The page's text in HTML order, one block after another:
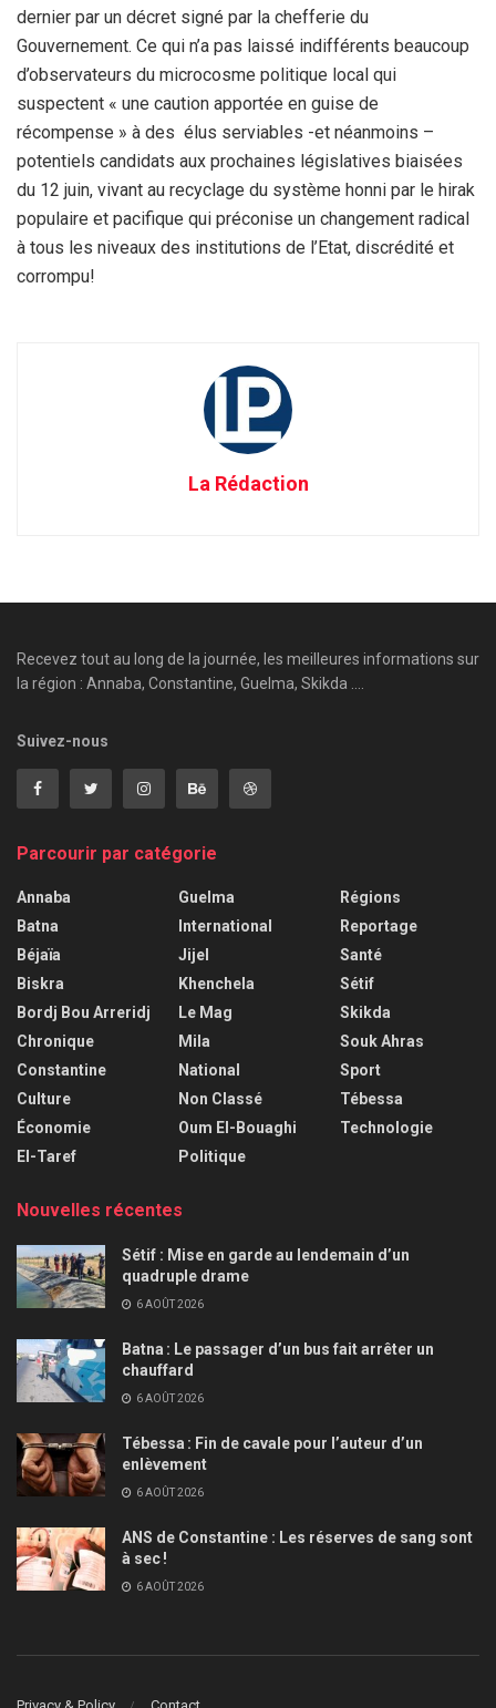
dernier par un décret signé par la chefferie du
Gouvernement. Ce qui n’a pas laissé indifférents beaucoup
d’observateurs du microcosme politique local qui
suspectent « une caution apportée en guise de
récompense » à des élus serviables -et néanmoins –
potentiels candidats aux prochaines législatives biaisées
du 12 juin, vivant au recyclage du système honni par le hirak
populaire et pacifique qui préconise un changement radical
à tous les niveaux des institutions de l’Etat, discrédité et
corrompu!
La Rédaction
Recevez tout au long de la journée, les meilleures informations sur
la région : Annaba, Constantine, Guelma, Skikda ....
Suivez-nous
Parcourir par catégorie
Annaba
Batna
Béjaïa
Biskra
Bordj Bou Arreridj
Chronique
Constantine
Culture
Économie
El-Taref
Guelma
International
Jijel
Khenchela
Le Mag
Mila
National
Non Classé
Oum El-Bouaghi
Politique
Régions
Reportage
Santé
Sétif
Skikda
Souk Ahras
Sport
Tébessa
Technologie
Nouvelles récentes
Sétif : Mise en garde au lendemain d’un
quadruple drame
6 AOÛT 2026
Batna : Le passager d’un bus fait arrêter un
chauffard
6 AOÛT 2026
Tébessa : Fin de cavale pour l’auteur d’un
enlèvement
6 AOÛT 2026
ANS de Constantine : Les réserves de sang sont
à sec !
6 AOÛT 2026